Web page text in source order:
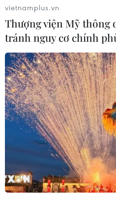
Học sinh Hà Nội học
tháng 2 để phòng
15/02/2021 10:38
Lãnh đạo Ủy ban Nhân dân
ý với tờ trình của Sở Giáo
việc cho học sinh học trực
ngày 28/2 để phòng chống
vietnamplus.vn
Thượng viện Mỹ thông
tránh nguy cơ chính